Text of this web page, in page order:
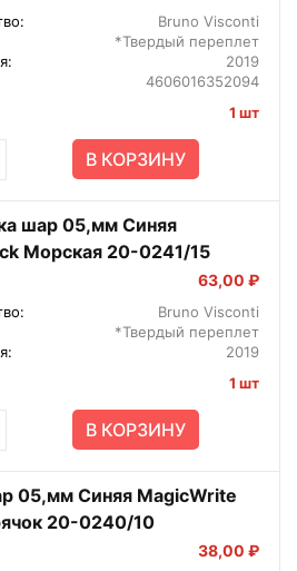
Bruno Visconti
*Твердый переплет
2019
4606016352094
1 шт
В КОРЗИНУ
шар 05,мм Синяя
Морская 20-0241/15
63,00 ₽
Bruno Visconti
*Твердый переплет
2019
1 шт
В КОРЗИНУ
05,мм Синяя MagicWrite
20-0240/10
38,00 ₽